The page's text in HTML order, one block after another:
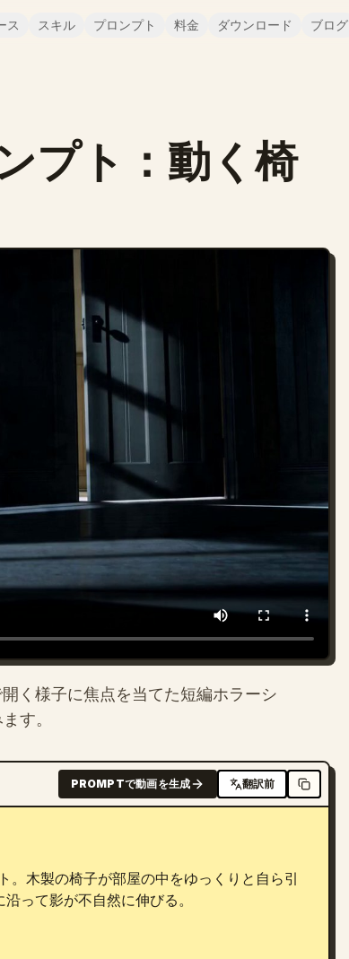
ス スキル プロンプト 料金 ダウンロード ブログ
プト：動く椅
く様子に焦点を当てた短編ホラーシ
す。
PROMPTで動画を生成 翻訳前
木製の椅子が部屋の中をゆっくりと自ら引
って影が不自然に伸びる。